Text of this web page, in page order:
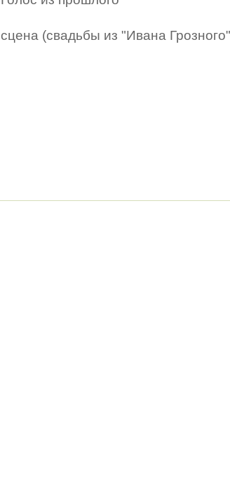
сцена (свадьбы из "Ивана Грозного"